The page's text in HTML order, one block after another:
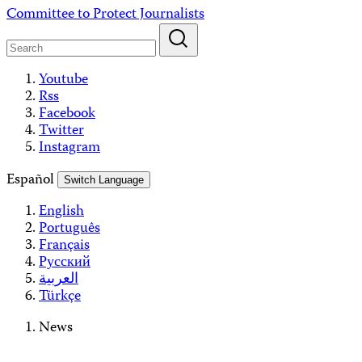
Skip
content
Committee to Protect Journalists
Youtube
Rss
Facebook
Twitter
Instagram
Español
Switch Language
English
Português
Français
Русский
العربية
Türkçe
News